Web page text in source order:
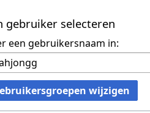
gebruiker selecteren
een gebruikersnaam in:
wijzigen